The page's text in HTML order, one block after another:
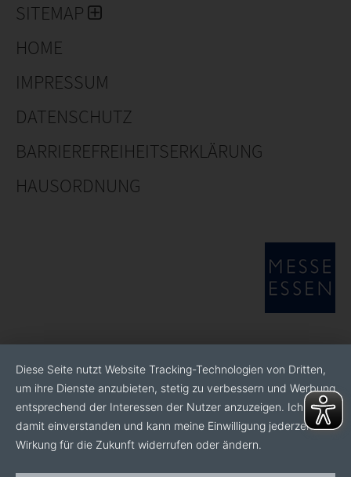
SITEMAP
HOME
IMPRESSUM
DATENSCHUTZ
BARRIEREFREIHEITSERKLÄRUNG
HAUSORDNUNG
Diese Seite nutzt Website Tracking-Technologien von Dritten,
um ihre Dienste anzubieten, stetig zu verbessern und Werbung
entsprechend der Interessen der Nutzer anzuzeigen. Ich bin
damit einverstanden und kann meine Einwilligung jederzeit mit
Wirkung für die Zukunft widerrufen oder ändern.